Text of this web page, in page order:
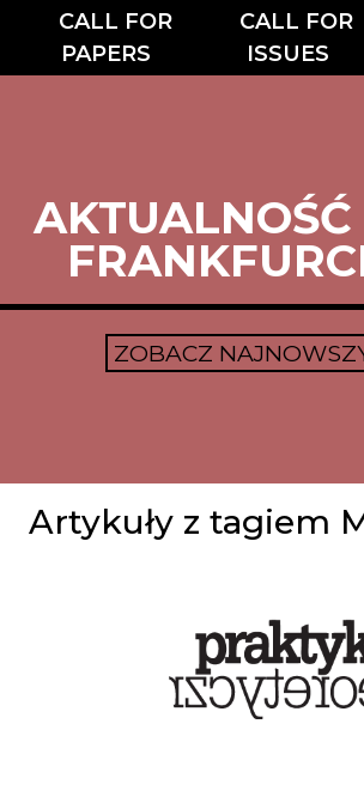
CALL FOR
PAPERS
CALL FOR
ISSUES
AKTUALNOŚĆ
ZOBACZ
Artykuły z tagiem